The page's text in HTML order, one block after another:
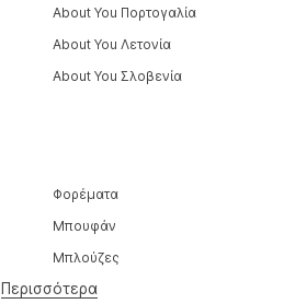
Φορέματα
Μπουφάν
Μπλούζες
Εσώρουχα
Περισσότερα
About You Πορτογαλία
About You Λετονία
About You Σλοβενία